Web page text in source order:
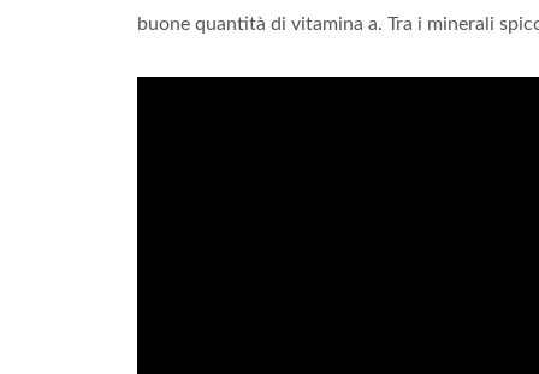
buone quantità di vitamina a. Tra i minerali